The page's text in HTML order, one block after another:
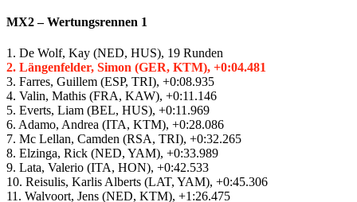
MX2 – Wertungsrennen 1
1. De Wolf, Kay (NED, HUS), 19 Runden
2. Längenfelder, Simon (GER, KTM), +0:04.481
3. Farres, Guillem (ESP, TRI), +0:08.935
4. Valin, Mathis (FRA, KAW), +0:11.146
5. Everts, Liam (BEL, HUS), +0:11.969
6. Adamo, Andrea (ITA, KTM), +0:28.086
7. Mc Lellan, Camden (RSA, TRI), +0:32.265
8. Elzinga, Rick (NED, YAM), +0:33.989
9. Lata, Valerio (ITA, HON), +0:42.533
10. Reisulis, Karlis Alberts (LAT, YAM), +0:45.306
11. Walvoort, Jens (NED, KTM), +1:26.475